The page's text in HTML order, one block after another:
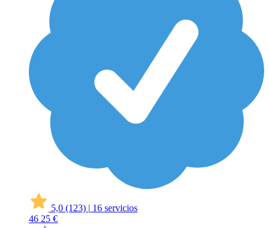
5,0 (123) | 16 servicios
46 25 €